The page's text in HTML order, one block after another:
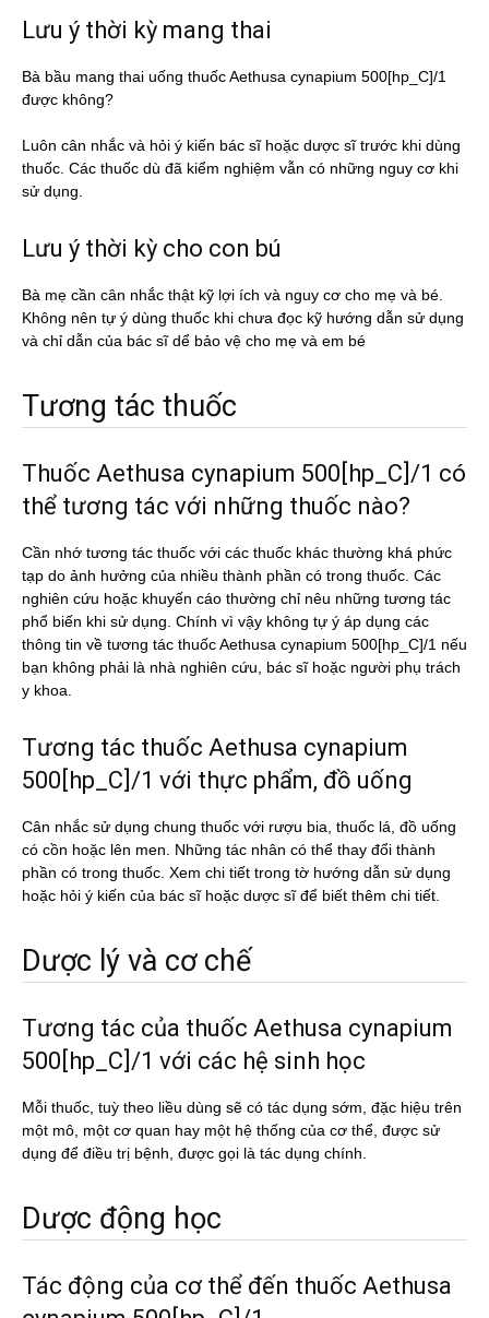
Lưu ý thời kỳ mang thai
Bà bầu mang thai uống thuốc Aethusa cynapium 500[hp_C]/1
được không?
Luôn cân nhắc và hỏi ý kiến bác sĩ hoặc dược sĩ trước khi dùng
thuốc. Các thuốc dù đã kiểm nghiệm vẫn có những nguy cơ khi
sử dụng.
Lưu ý thời kỳ cho con bú
Bà mẹ cần cân nhắc thật kỹ lợi ích và nguy cơ cho mẹ và bé.
Không nên tự ý dùng thuốc khi chưa đọc kỹ hướng dẫn sử dụng
và chỉ dẫn của bác sĩ dể bảo vệ cho mẹ và em bé
Tương tác thuốc
Thuốc Aethusa cynapium 500[hp_C]/1 có
thể tương tác với những thuốc nào?
Cần nhớ tương tác thuốc với các thuốc khác thường khá phức
tạp do ảnh hưởng của nhiều thành phần có trong thuốc. Các
nghiên cứu hoặc khuyến cáo thường chỉ nêu những tương tác
phổ biến khi sử dụng. Chính vì vậy không tự ý áp dụng các
thông tin về tương tác thuốc Aethusa cynapium 500[hp_C]/1 nếu
bạn không phải là nhà nghiên cứu, bác sĩ hoặc người phụ trách
y khoa.
Tương tác thuốc Aethusa cynapium
500[hp_C]/1 với thực phẩm, đồ uống
Cân nhắc sử dụng chung thuốc với rượu bia, thuốc lá, đồ uống
có cồn hoặc lên men. Những tác nhân có thể thay đổi thành
phần có trong thuốc. Xem chi tiết trong tờ hướng dẫn sử dụng
hoặc hỏi ý kiến của bác sĩ hoặc dược sĩ để biết thêm chi tiết.
Dược lý và cơ chế
Tương tác của thuốc Aethusa cynapium
500[hp_C]/1 với các hệ sinh học
Mỗi thuốc, tuỳ theo liều dùng sẽ có tác dụng sớm, đặc hiệu trên
một mô, một cơ quan hay một hệ thống của cơ thể, được sử
dụng để điều trị bệnh, được gọi là tác dụng chính.
Dược động học
Tác động của cơ thể đến thuốc Aethusa